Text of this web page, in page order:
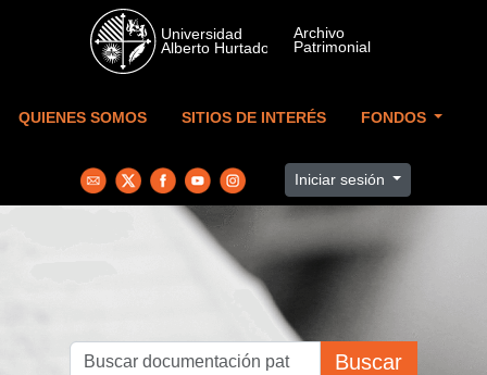
Skip to main content
QUIENES SOMOS SITIOS DE INTERÉS FONDOS
Iniciar sesión
Buscar